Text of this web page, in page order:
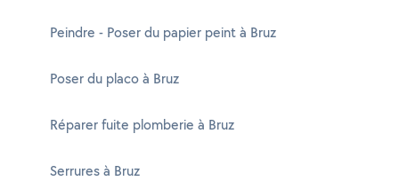
Peindre - Poser du papier peint à Bruz
Poser du placo à Bruz
Réparer fuite plomberie à Bruz
Serrures à Bruz